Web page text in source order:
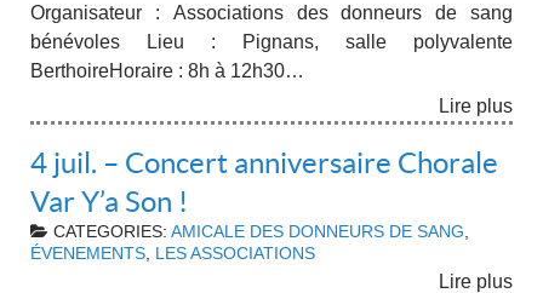
Organisateur : Associations des donneurs de sang
bénévoles Lieu : Pignans, salle polyvalente
BerthoireHoraire : 8h à 12h30…
Lire plus
4 juil. – Concert anniversaire Chorale
Var Y’a Son !
CATEGORIES: AMICALE DES DONNEURS DE SANG
ÉVENEMENTS
LES ASSOCIATIONS
Lire plus